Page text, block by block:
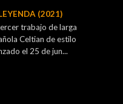
(2021)
trabajo de larga
Celtian de estilo
el 25 de jun...